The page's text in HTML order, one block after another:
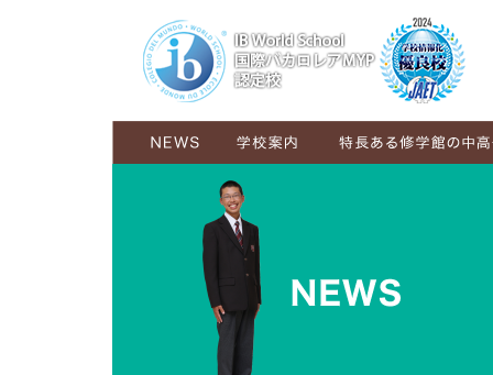
学校概要
ごあいさつ
コンセプト
施設紹介